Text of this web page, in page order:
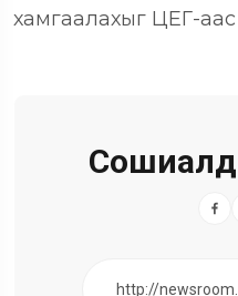
хамгаалахыг ЦЕГ-
Сошиалд